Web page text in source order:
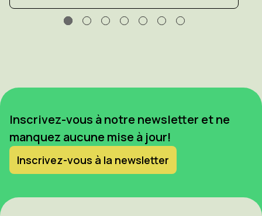
Inscrivez-vous à notre newsletter et ne
manquez aucune mise à jour!
Inscrivez-vous à la newsletter